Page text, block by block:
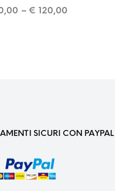
–€ 120,00
SICURI CON PAYPAL